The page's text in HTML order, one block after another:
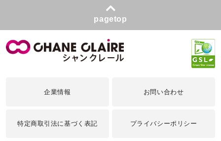
pagetop
企業情報 お問い合わせ
特定商取引法に基づく表記 プライバシーポリシー